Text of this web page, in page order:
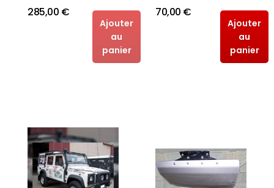
285,00 €
Ajouter
au
panier
70,00 €
Ajouter
au
panier